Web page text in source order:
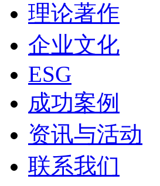
理论著作
企业文化
ESG
成功案例
资讯与活动
联系我们